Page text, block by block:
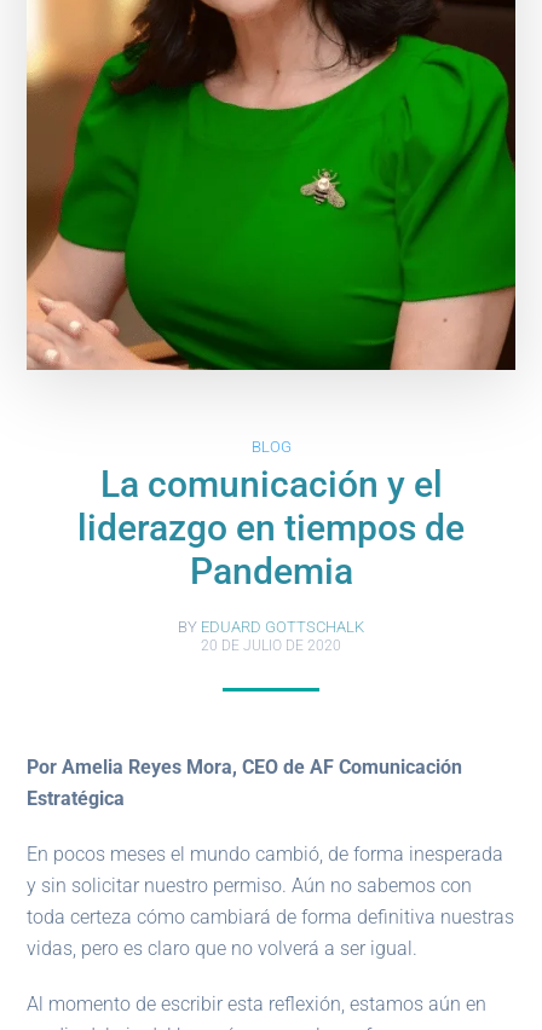
BLOG
La comunicación y el
liderazgo en tiempos de
Pandemia
BY EDUARD GOTTSCHALK
20 DE JULIO DE 2020
Por Amelia Reyes Mora,CEO de AF Comunicación
Estratégica
En pocos meses el mundo cambió, de forma inesperada
y sin solicitar nuestro permiso. Aún no sabemos con
toda certeza cómo cambiará de forma definitiva nuestras
vidas, pero es claro que no volverá a ser igual.
Al momento de escribir esta reflexión, estamos aún en